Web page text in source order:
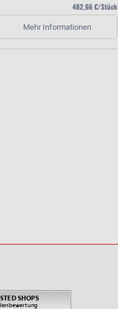
482,66 €/Stück
Mehr Informationen